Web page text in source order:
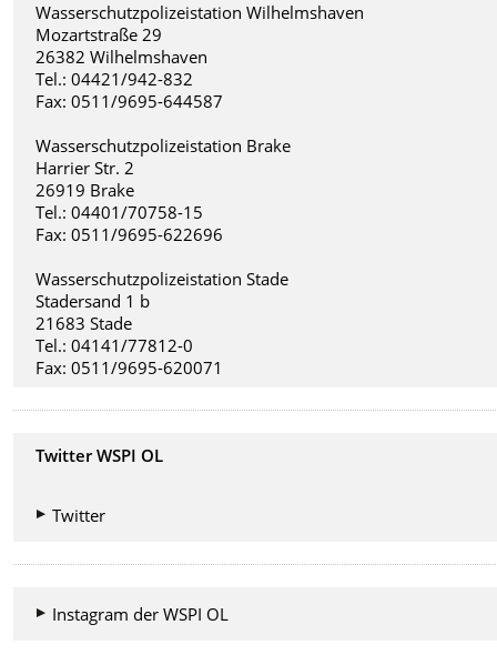
Wasserschutzpolizeistation Wilhelmshaven
Mozartstraße 29
26382 Wilhelmshaven
Tel.: 04421/942-832
Fax: 0511/9695-644587
Wasserschutzpolizeistation Brake
Harrier Str. 2
26919 Brake
Tel.: 04401/70758-15
Fax: 0511/9695-622696
Wasserschutzpolizeistation Stade
Stadersand 1 b
21683 Stade
Tel.: 04141/77812-0
Fax: 0511/9695-620071
Twitter WSPI OL
Twitter
Instagram der WSPI OL